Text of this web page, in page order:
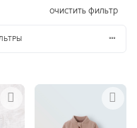
очистить фильтр